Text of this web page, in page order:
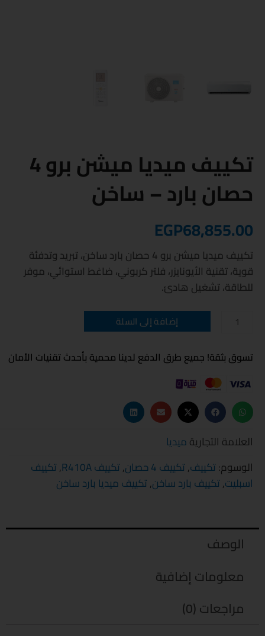
تكييف ميديا ميشن برو 4
حصان بارد – ساخن
EGP68,855.00
تكييف ميديا ميشن برو 4 حصان بارد ساخن، تبريد وتدفئة
قوية، تقنية الأيونايزر، فلتر كربوني، ضاغط استوائي، موفر
للطاقة، تشغيل هادئ.
تكييف
برو
4
بارد
-
ساخن
إضافة إلى السلة
تسوق بثقة! جميع طرق الدفع لدينا محمية بأحدث تقنيات الأمان
العلامة التجاريةميديا
الوسوم:تكييف,تكييف 4 حصان ,تكييف R410A ,تكييف
اسبليت,تكييف بارد ساخن,تكييف ميديا بارد ساخن
الوصف
معلومات إضافية
مراجعات (0)